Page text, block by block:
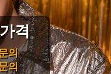
격
의
의